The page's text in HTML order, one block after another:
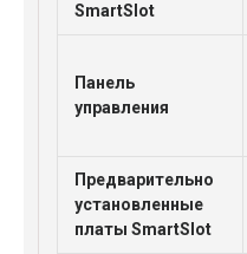
SmartSlot
Панель
управления
Предварительно
установленные
платы SmartSlot